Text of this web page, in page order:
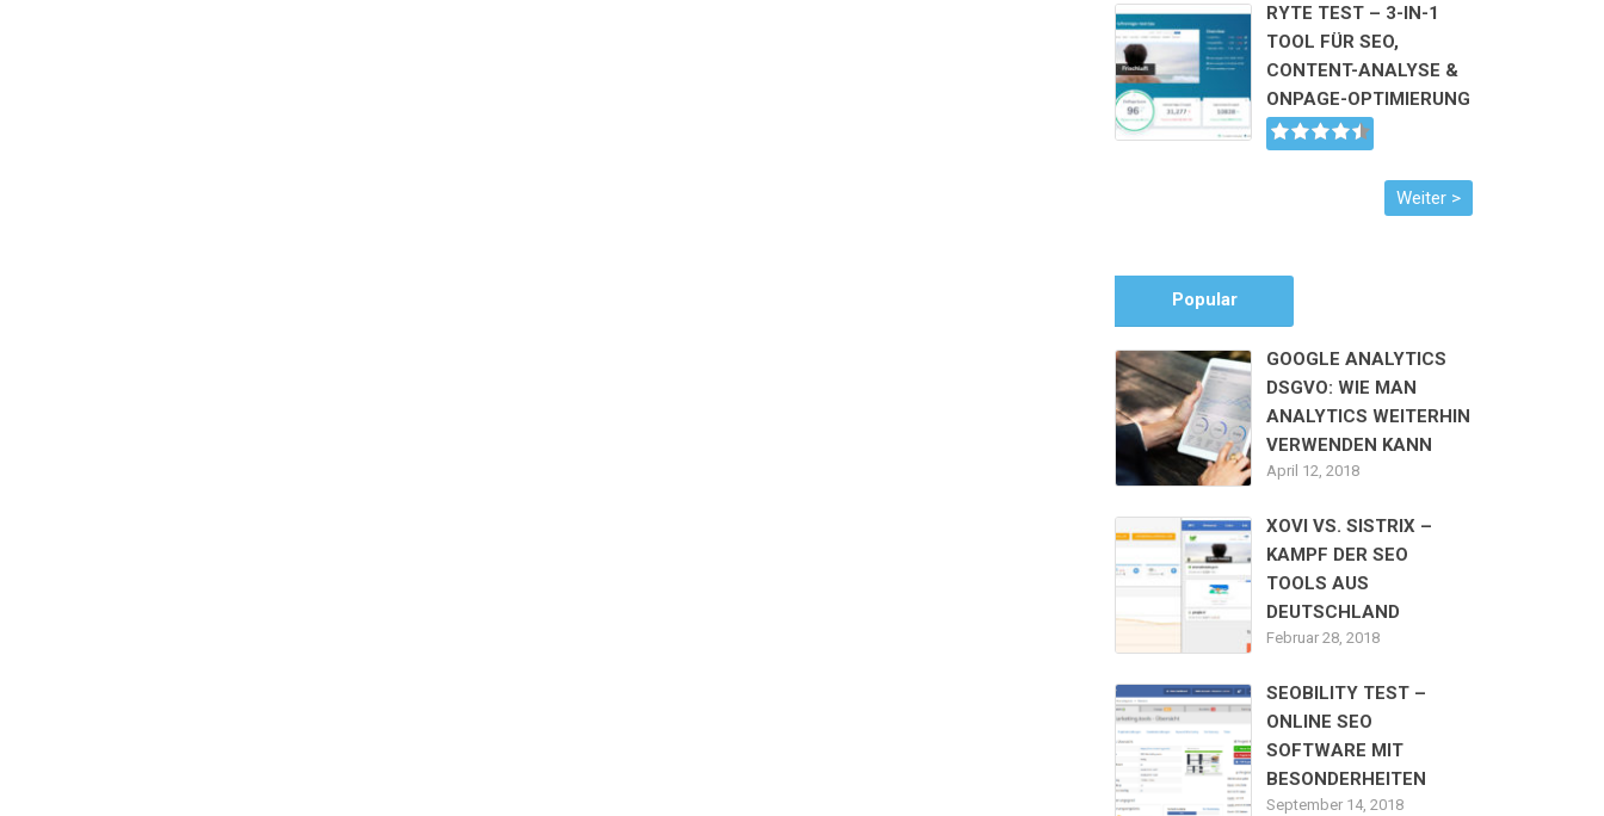
RYTE TEST – 3-IN-1
TOOL FÜR SEO,
CONTENT-ANALYSE &
ONPAGE-OPTIMIERUNG
Popular
GOOGLE ANALYTICS
DSGVO: WIE MAN
ANALYTICS WEITERHIN
VERWENDEN KANN
April 12, 2018
XOVI VS. SISTRIX –
KAMPF DER SEO
TOOLS AUS
DEUTSCHLAND
Februar 28, 2018
SEOBILITY TEST –
ONLINE SEO
SOFTWARE MIT
BESONDERHEITEN
September 14, 2018